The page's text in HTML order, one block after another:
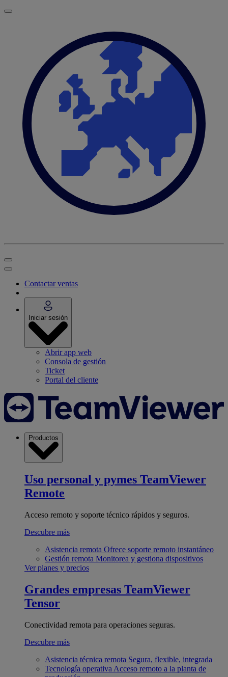
Contactar ventas
Iniciar sesión
Abrir app web
Consola de gestión
Ticket
Portal del cliente
Productos
Uso personal y pymes TeamViewer
Remote
Acceso remoto y soporte técnico rápidos y seguros.
Descubre más
Asistencia remota Ofrece soporte remoto instantáneo
Gestión remota Monitorea y gestiona dispositivos
Ver planes y precios
Grandes empresas TeamViewer
Tensor
Conectividad remota para operaciones seguras.
Descubre más
Asistencia técnica remota Segura, flexible, integrada
Tecnología operativa Acceso remoto a la planta de